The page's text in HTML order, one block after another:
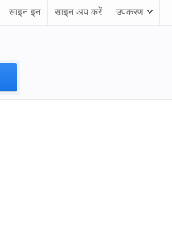
साइन इन साइन अप करें उपकरण